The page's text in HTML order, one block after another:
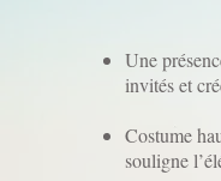
Une
invités et
Costume
souligne